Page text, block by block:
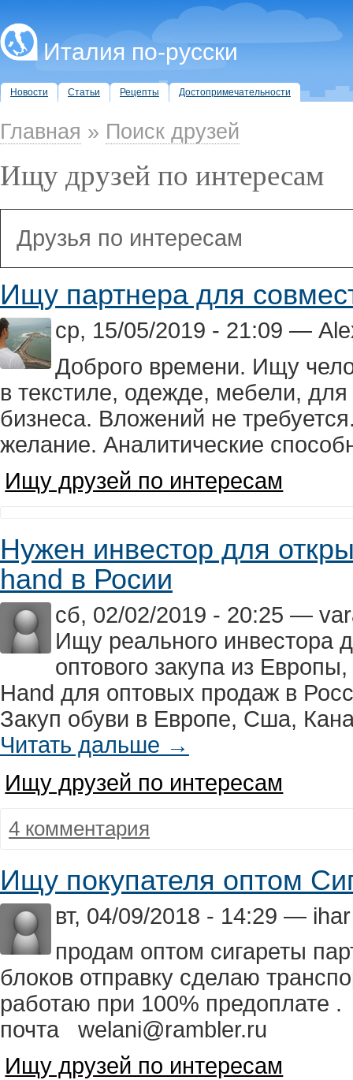
Италия по-русски
Новости Статьи Рецепты Достопримечательности
Главная » Поиск друзей
Ищу друзей по интересам
Друзья по интересам
Ищу партнера для
ср, 15/05/2019 - 21:09 —
Доброго времени. Ищу
в текстиле, одежде, мебели,
бизнеса. Вложений не
желание. Аналитические
Ищу друзей по интересам
Нужен инвестор для
hand в Росии
сб, 02/02/2019 - 20:25 —
Ищу реального инвестора
оптового закупа из
Hand для оптовых продаж в
Закуп обуви в Европе, Сша,
Читать дальше →
Ищу друзей по интересам
4 комментария
Ищу покупателя оптом
вт, 04/09/2018 - 14:29 — ihar
продам оптом сигареты
блоков отправку сделаю
работаю при 100% предоплате
почта welani@rambler.ru
Ищу друзей по интересам